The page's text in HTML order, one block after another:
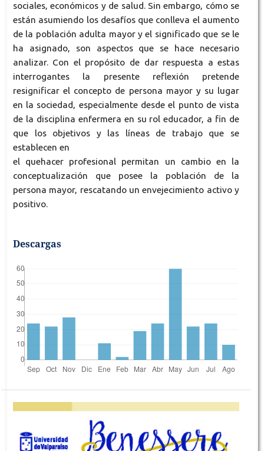
sociales, económicos y de salud. Sin embargo, cómo se
están asumiendo los desafíos que conlleva el aumento
de la población adulta mayor y el significado que se le
ha asignado, son aspectos que se hace necesario
analizar. Con el propósito de dar respuesta a estas
interrogantes la presente reflexión pretende
resignificar el concepto de persona mayor y su lugar
en la sociedad, especialmente desde el punto de vista
de la disciplina enfermera en su rol educador, a fin de
que los objetivos y las líneas de trabajo que se
establecen en
el quehacer profesional permitan un cambio en la
conceptualización que posee la población de la
persona mayor, rescatando un envejecimiento activo y
positivo.
Descargas